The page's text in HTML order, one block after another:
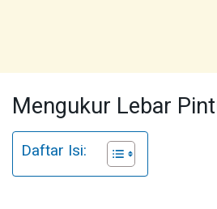
Mengukur Lebar
Daftar Isi: